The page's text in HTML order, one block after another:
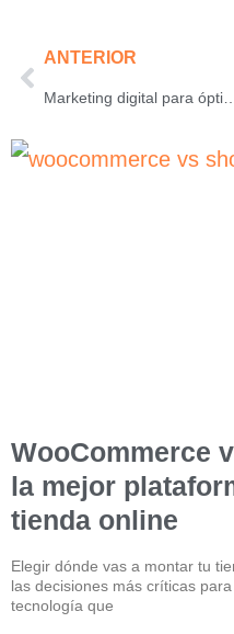
ANTERIOR
WooCommerce
la mejor
tienda online
Elegir dónde vas a montar tu
las decisiones más críticas
tecnología que